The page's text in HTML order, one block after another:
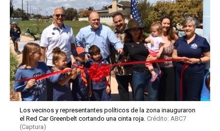
Los vecinos y representantes políticos de la zona inauguraron
el Red Car Greenbelt cortando una cinta roja. Crédito: ABC7
(Captura)